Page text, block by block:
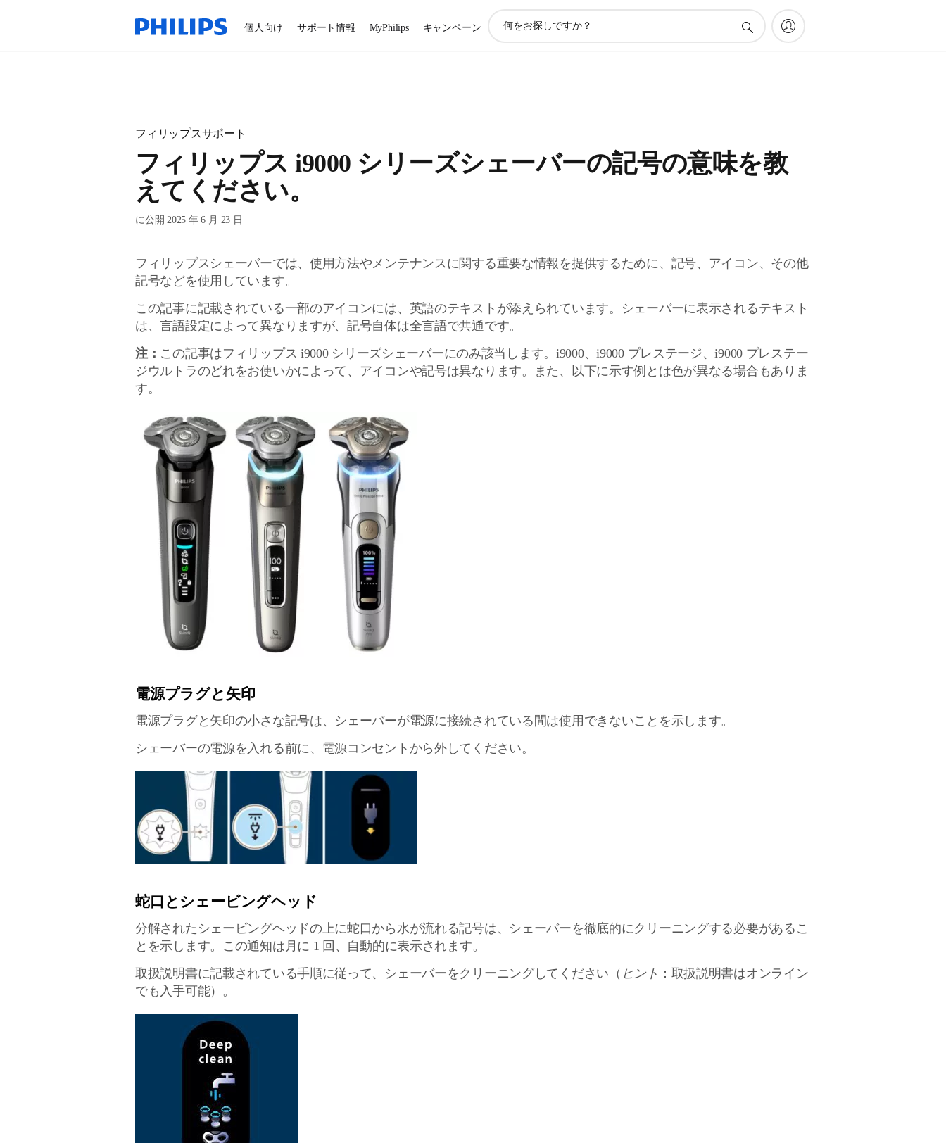
個人向け サポート情報 MyPhilips キャンペーン
フィリップスサポート
フィリップス i9000 シリーズシェーバーの記号の意味を教
えてください。
に公開 2025 年 6 月 23 日
フィリップスシェーバーでは、使用方法やメンテナンスに関する重要な情報を提供するために、記号、アイコン、その他
記号などを使用しています。
この記事に記載されている一部のアイコンには、英語のテキストが添えられています。シェーバーに表示されるテキスト
は、言語設定によって異なりますが、記号自体は全言語で共通です。
注： この記事はフィリップス i9000 シリーズシェーバーにのみ該当します。i9000、i9000 プレステージ、i9000 プレステー
ジウルトラのどれをお使いかによって、アイコンや記号は異なります。また、以下に示す例とは色が異なる場合もありま
す。
電源プラグと矢印
電源プラグと矢印の小さな記号は、シェーバーが電源に接続されている間は使用できないことを示します。
シェーバーの電源を入れる前に、電源コンセントから外してください。
蛇口とシェービングヘッド
分解されたシェービングヘッドの上に蛇口から水が流れる記号は、シェーバーを徹底的にクリーニングする必要があるこ
とを示します。この通知は月に 1 回、自動的に表示されます。
取扱説明書に記載されている手順に従って、シェーバーをクリーニングしてください（ ヒント ：取扱説明書はオンライン
でも入手可能）。